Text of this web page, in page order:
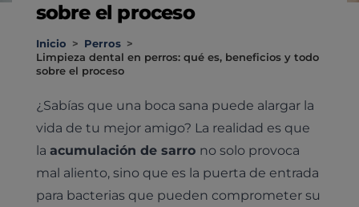
sobre el proceso
Inicio > Perros >
Limpieza dental en perros: qué es, beneficios y todo
sobre el proceso
¿Sabías que una boca sana puede alargar la
vida de tu mejor amigo? La realidad es que
la acumulación de sarro no solo provoca
mal aliento, sino que es la puerta de entrada
para bacterias que pueden comprometer su